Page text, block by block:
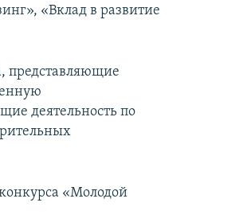
«Вклад в развитие
представляющие
деятельность по
«Молодой